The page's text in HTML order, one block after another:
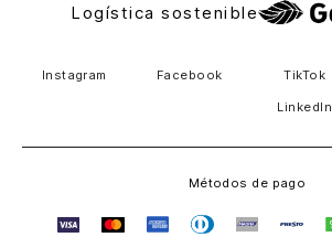
Logística sostenible
Instagram Facebook TikTok
LinkedIn
Métodos de pago